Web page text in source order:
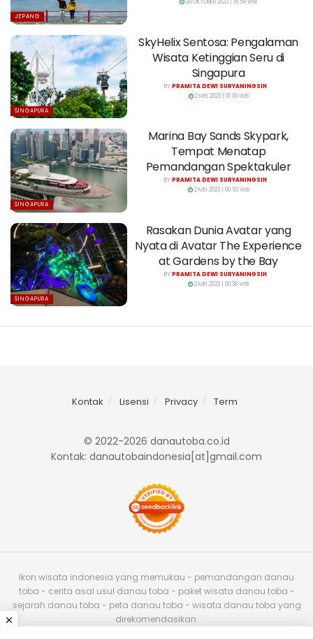
JEPANG
29 OKTOBER 2023 | 16:59 WIB
SINGAPURA
SkyHelix Sentosa: Pengalaman
Wisata Ketinggian Seru di
Singapura
BYPRAMITA DEWI SURYANINGSIH
2 MEI 2023 | 01:09 WIB
SINGAPURA
Marina Bay Sands Skypark,
Tempat Menatap
Pemandangan Spektakuler
BYPRAMITA DEWI SURYANINGSIH
2 MEI 2023 | 00:53 WIB
SINGAPURA
Rasakan Dunia Avatar yang
Nyata di Avatar The Experience
at Gardens by the Bay
BYPRAMITA DEWI SURYANINGSIH
2 MEI 2023 | 00:38 WIB
Kontak Lisensi Privacy Term
© 2022-2026 danautoba.co.id
Kontak: danautobaindonesia[at]gmail.com
Ikon wisata indonesia yang memukau - pemandangan danau
toba - cerita asal usul danau toba - paket wisata danau toba -
sejarah danau toba - peta danau toba - wisata danau toba yang
direkomendasikan.